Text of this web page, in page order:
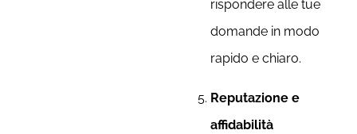
rispondere alle tue
domande in modo
rapido e chiaro.
Reputazione e
affidabilità